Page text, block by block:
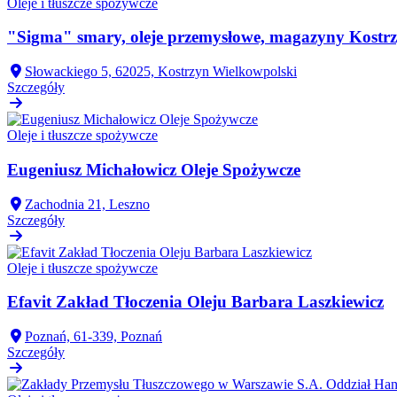
"Sigma" smary, oleje przemysłowe, magazyny
Słowackiego 5, 62025, Kostrzyn Wielkowpolski
Szczegóły
Oleje i tłuszcze spożywcze
Eugeniusz Michałowicz Oleje Spożywcze
Zachodnia 21, Leszno
Szczegóły
Oleje i tłuszcze spożywcze
Efavit Zakład Tłoczenia Oleju Barbara Laszkiewicz
Poznań, 61-339, Poznań
Szczegóły